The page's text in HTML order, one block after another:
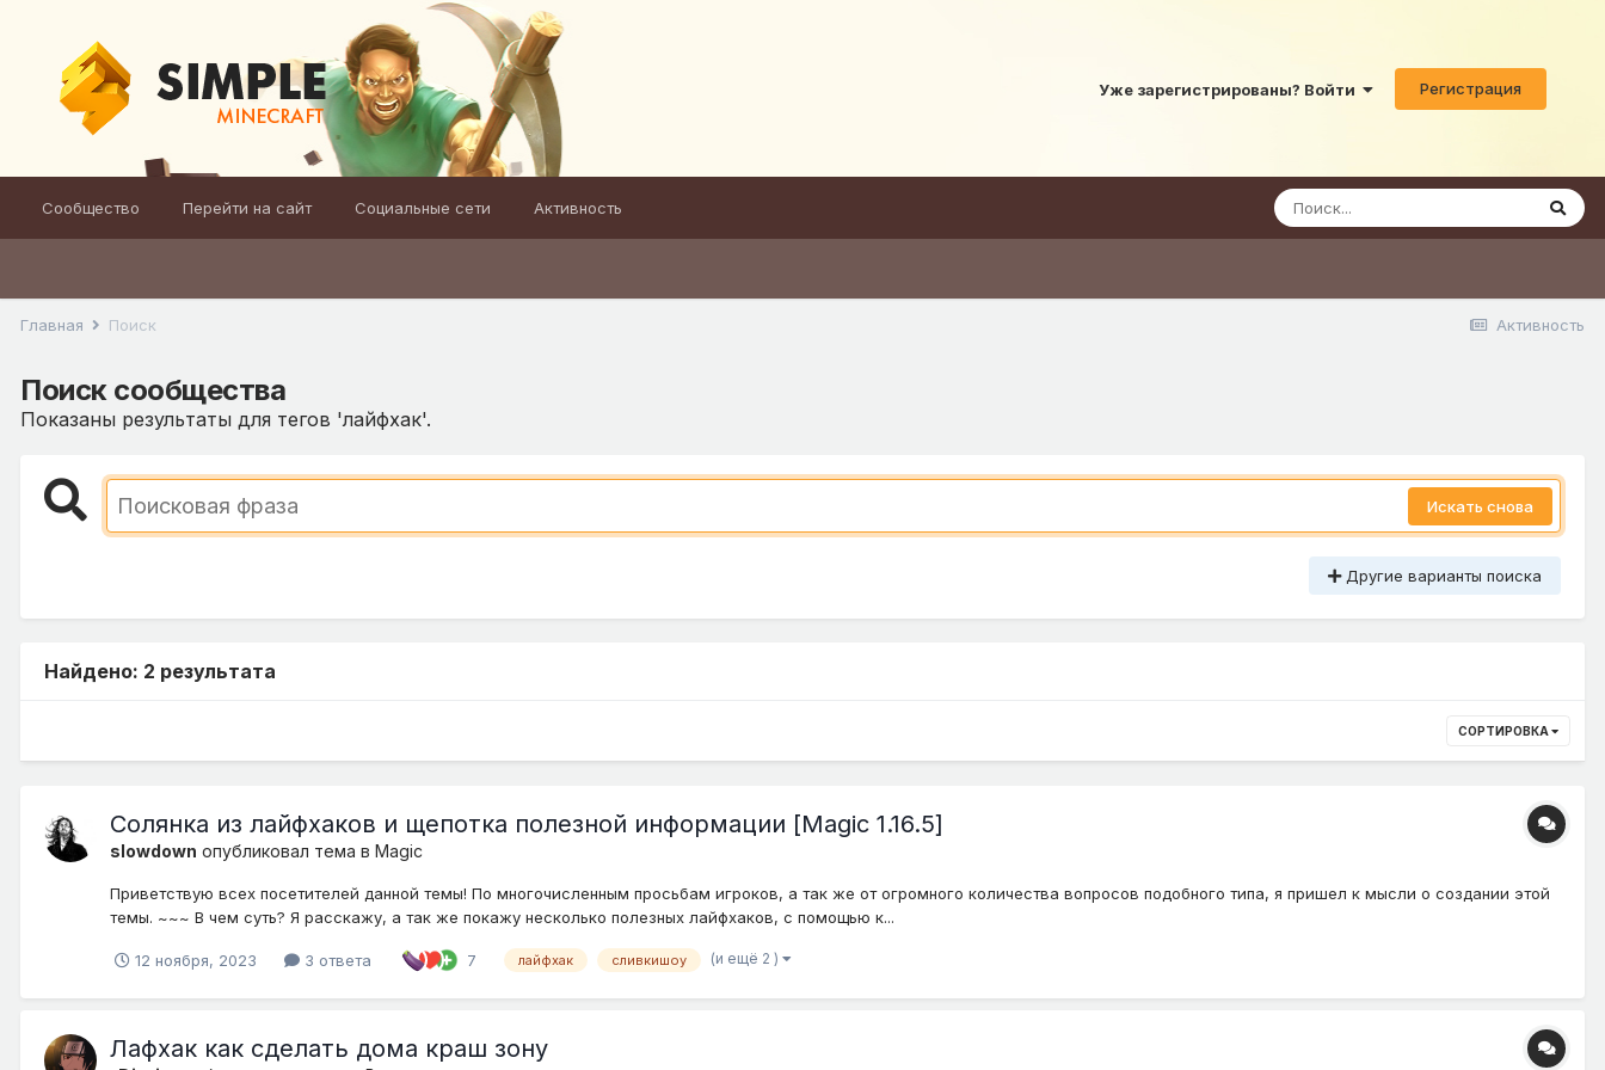
Уже зарегистрированы? Войти Регистрация
Сообщество Перейти на сайт Социальные сети Активность
Активность
Главная Поиск
Поиск сообщества
Показаны результаты для тегов 'лайфхак'.
Искать снова
Другие варианты поиска
Найдено: 2 результата
СОРТИРОВКА
Солянка из лайфхаков и щепотка полезной информации [Magic 1.16.5]
slowdown опубликовал тема в Magic
Приветствую всех посетителей данной темы! По многочисленным просьбам игроков, а так же от огромного количества вопросов подобного типа, я пришел к мысли о создании этой
темы. ~~~ В чем суть? Я расскажу, а так же покажу несколько полезных лайфхаков, с помощью к...
12 ноября, 2023 3 ответа 7 лайфхак сливкишоу (и ещё 2 )
Лафхак как сделать дома краш зону